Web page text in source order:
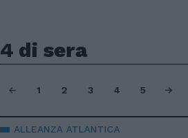
4 di sera
1 2 3 4 5
ALLEANZA ATLANTICA